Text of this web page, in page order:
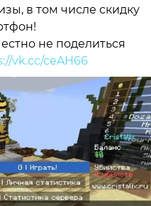
в том числе скидку
не поделиться
vk.cc/ceAH66